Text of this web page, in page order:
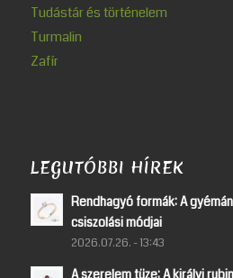
Tudástár és történelem
Turmalin
Zafír
LEGUTÓBBI HÍREK
Rendhagyó formák: A
csiszolási módjai
2026.07.26. - 13:43